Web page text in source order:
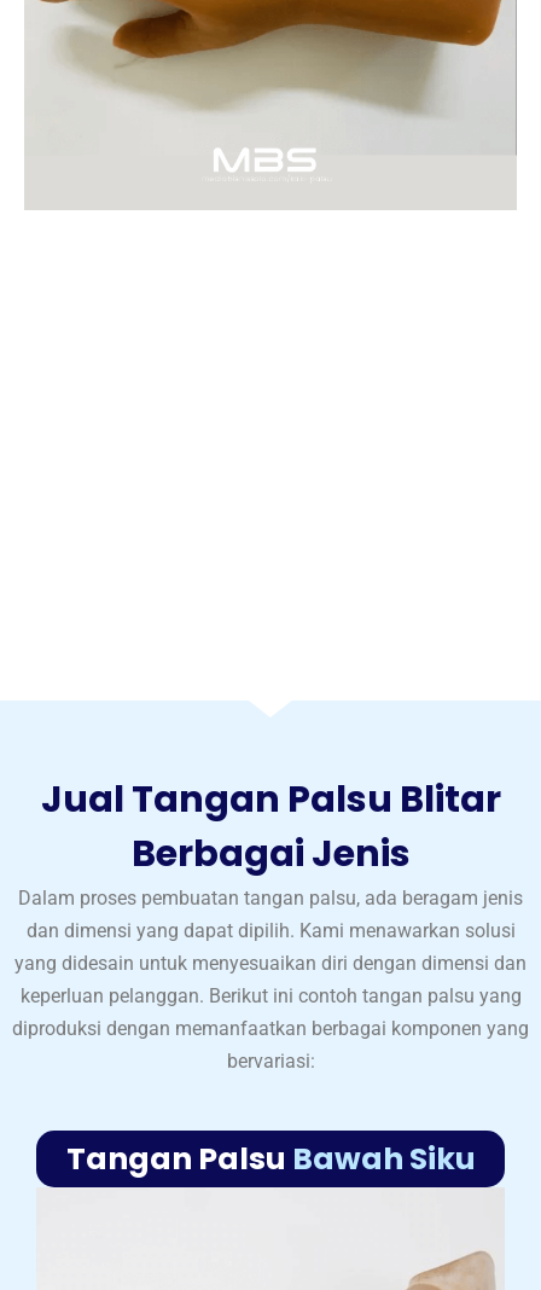
Jual Tangan Palsu Blitar
Berbagai Jenis
Dalam proses pembuatan tangan palsu, ada beragam jenis
dan dimensi yang dapat dipilih. Kami menawarkan solusi
yang didesain untuk menyesuaikan diri dengan dimensi dan
keperluan pelanggan. Berikut ini contoh tangan palsu yang
diproduksi dengan memanfaatkan berbagai komponen yang
bervariasi:
Tangan Palsu Bawah Siku